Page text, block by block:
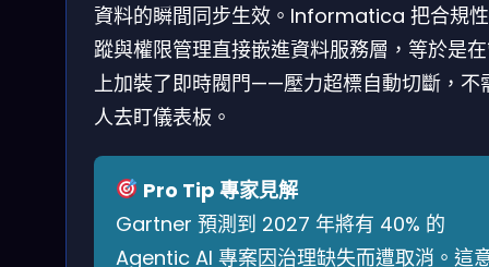
資料的瞬間同步生效。Informatica 把合規
蹤與權限管理直接嵌進資料服務層，等於是
上加裝了即時閥門——壓力超標自動切斷，不
人去盯儀表板。
Pro Tip 專家見解
Gartner 預測到 2027 年將有 40% 的
Agentic AI 專案因治理缺失而遭取消。這